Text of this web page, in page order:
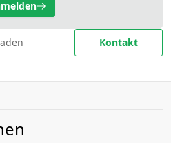
Kontakt